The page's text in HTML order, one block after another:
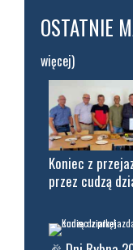
OSTATNIE
więcej)
Koniec z
przez cudzą